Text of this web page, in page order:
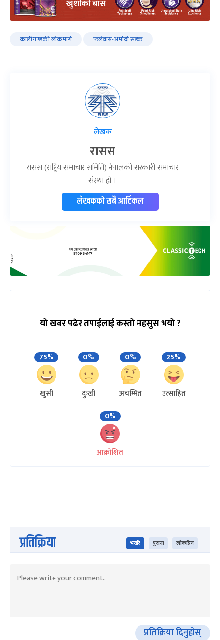
कालीगण्डकी लोकमार्ग फलेवास-अर्मादी सडक
लेखक
रासस
रासस (राष्ट्रिय समाचार समिति) नेपालको सरकारी समाचार
संस्था हो ।
लेखकको सबै आर्टिकल
यो खबर पढेर तपाईलाई कस्तो महसुस भयो ?
75%
खुसी
0%
दुःखी
0%
अचम्मित
25%
उत्साहित
0%
आक्रोशित
प्रतिक्रिया भर्खरै पुराना लोकप्रिय
प्रतिक्रिया दिनुहोस्